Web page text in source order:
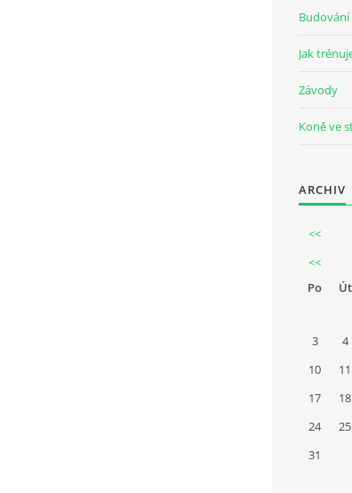
Jak
Závody
Koně ve
ARCHIV
<<
<<
Po
Út
3
4
10
11
17
18
24
25
31